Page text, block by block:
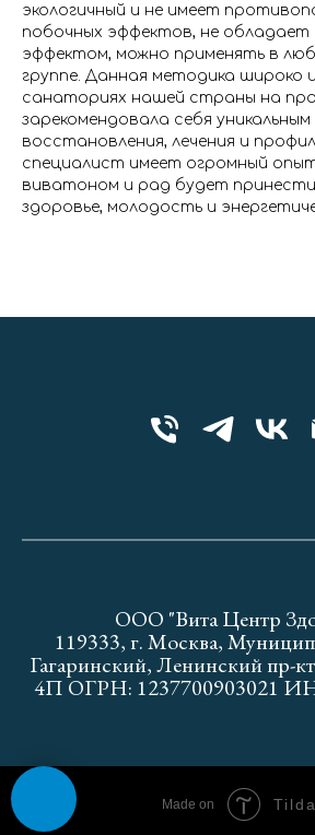
экологичный и не имеет
побочных эффектов, не обладает
эффектом, можно применять в
группе. Данная методика широко
санаториях нашей страны на
зарекомендовала себя
восстановления, лечения и
специалист имеет огромный
виватоном и рад будет
здоровье, молодость и
ООО "Вита Центр
119333, г. Москва,
Гагаринский, Ленинский пр-
4П ОГРН: 1237700903021
Made on Tilda